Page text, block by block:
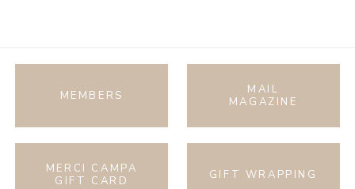
MEMBERS
MAIL
MAGAZINE
MERCI CAMPA
GIFT CARD
GIFT WRAPPING